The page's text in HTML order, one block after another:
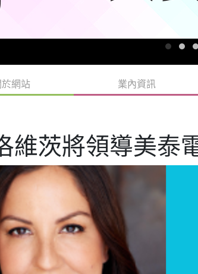
於網站 業內資訊
維茨將領導美泰